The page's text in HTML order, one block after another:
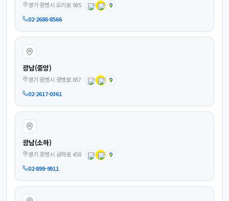
경기 광명시 오리로 985
02-2686-8566
광남(중앙)
경기 광명시 광명로 857
02-2617-0361
광남(소하)
경기 광명시 금하로 458
02-899-9911